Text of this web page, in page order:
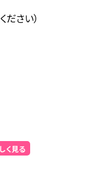
さい）
く見る